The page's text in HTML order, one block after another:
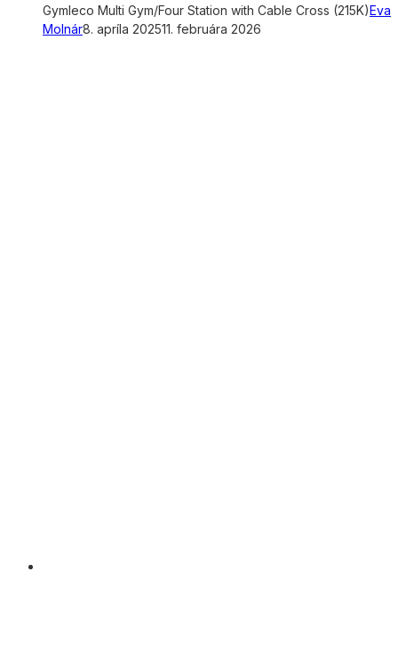
Gymleco Multi Gym/Four Station with Cable Cross (215K)Eva
Molnár8. apríla 202511. februára 2026